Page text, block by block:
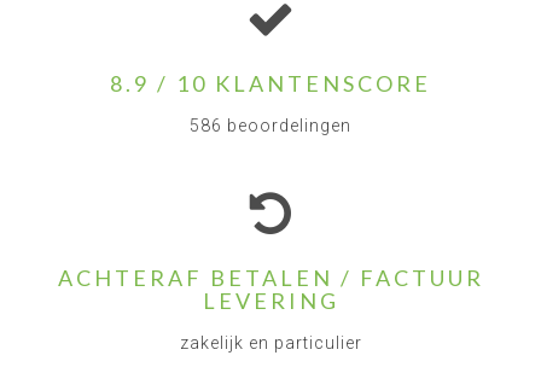
8.9 / 10 KLANTENSCORE
586 beoordelingen
ACHTERAF BETALEN / FACTUUR
LEVERING
zakelijk en particulier